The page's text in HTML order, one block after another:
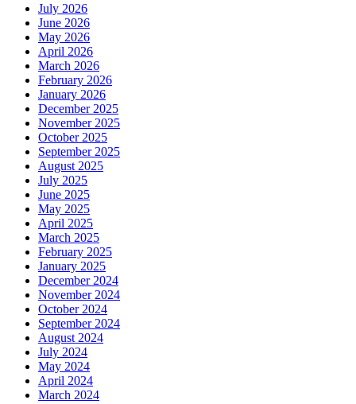
July 2026
June 2026
May 2026
April 2026
March 2026
February 2026
January 2026
December 2025
November 2025
October 2025
September 2025
August 2025
July 2025
June 2025
May 2025
April 2025
March 2025
February 2025
January 2025
December 2024
November 2024
October 2024
September 2024
August 2024
July 2024
May 2024
April 2024
March 2024